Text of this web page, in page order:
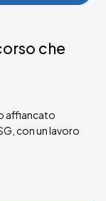
che
affiancato
con un lavoro